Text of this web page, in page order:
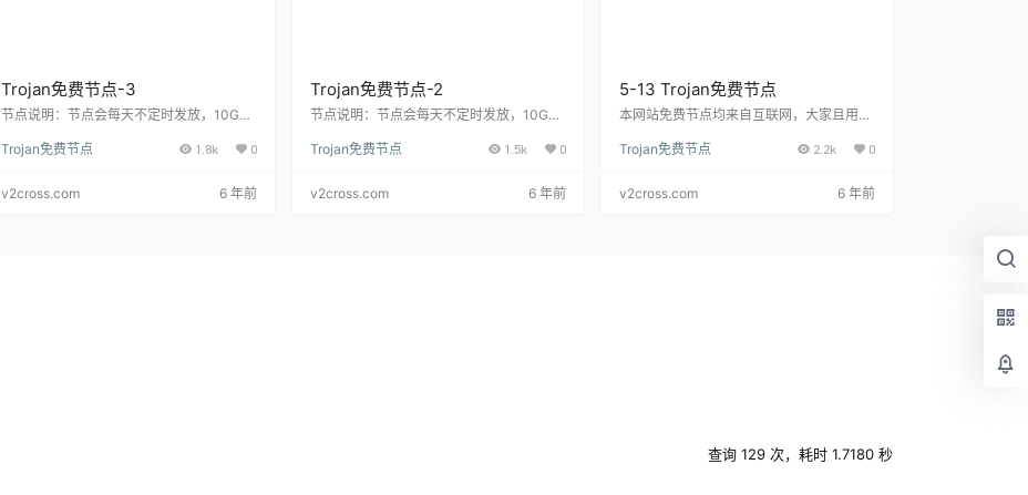
Trojan免费节点-3
节点说明：节点会每天不定时发放，10G流
客户端扫描二维码或者直接复制下方链接直
rojan链接 trojan://
v2cross.com@sgp2.cro
sserr.ga:443 旧 Trojan 节点页面如何判断
Trojan免费节点 1.8k 0
v2cross.com 6 年前
Trojan免费节点-2
节点说明：节点会每天不定时发放，10G流
客户端扫描二维码或者直接复制下方链接直
rojan链接 trojan://
v2cross.com@sgp1.cro
sserr.ga:443 Trojan 免费节点的安全边界免
Trojan免费节点 1.5k 0
v2cross.com 6 年前
5-13 Trojan免费节点
本网站免费节点均来自互联网，大家且用且
sserr.ga:443
Trojan免费节点 2.2k 0
v2cross.com 6 年前
查询 129 次，耗时 1.7180 秒